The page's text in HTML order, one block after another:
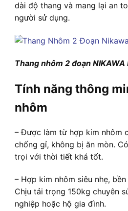
dài độ thang và mang lại an
người sử dụng.
Thang nhôm 2 đoạn NIKAWA
Tính năng thông
nhôm
– Được làm từ hợp kim nhôm
chống gỉ, không bị ăn mòn.
trọi với thời tiết khá tốt.
– Hợp kim nhôm siêu nhẹ,
Chịu tải trọng 150kg chuyên
nghiệp hoặc hộ gia đình.